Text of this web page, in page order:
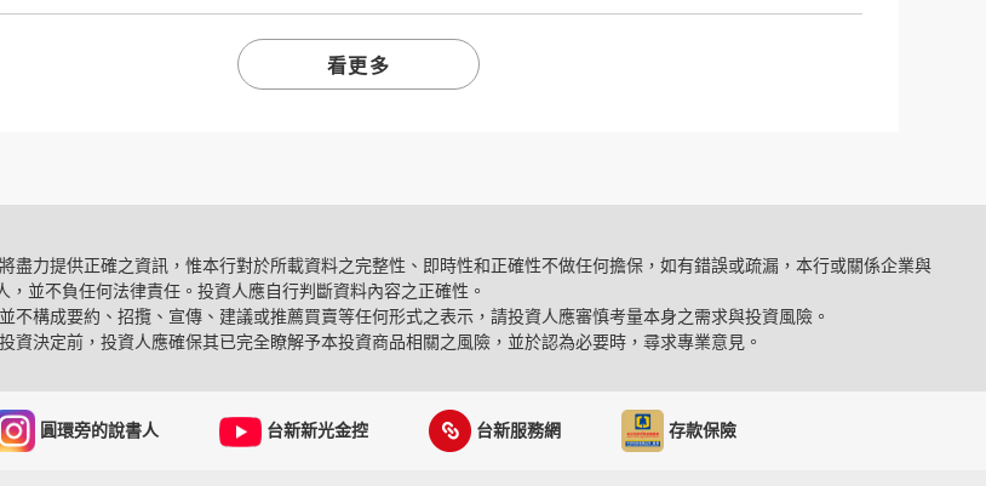
看更多
力提供正確之資訊，惟本行對於所載資料之完整性、即時性和正確性不做任何擔保，如有錯誤或疏漏，本行或關係企業與
，並不負任何法律責任。投資人應自行判斷資料內容之正確性。
構成要約、招攬、宣傳、建議或推薦買賣等任何形式之表示，請投資人應審慎考量本身之需求與投資風險。
資決定前，投資人應確保其已完全瞭解予本投資商品相關之風險，並於認為必要時，尋求專業意見。
圓環旁的說書人 台新新光金控 台新服務網 存款保險